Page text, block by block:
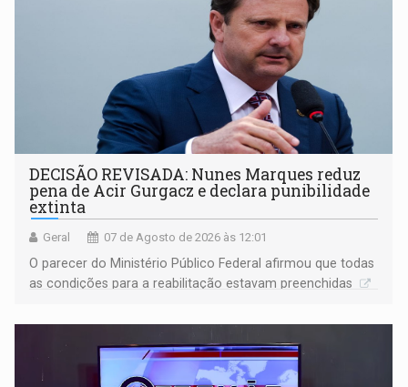
DECISÃO REVISADA: Nunes Marques reduz
pena de Acir Gurgacz e declara punibilidade
extinta
Geral 07 de Agosto de 2026 às 12:01
O parecer do Ministério Público Federal afirmou que todas
as condições para a reabilitação estavam preenchidas